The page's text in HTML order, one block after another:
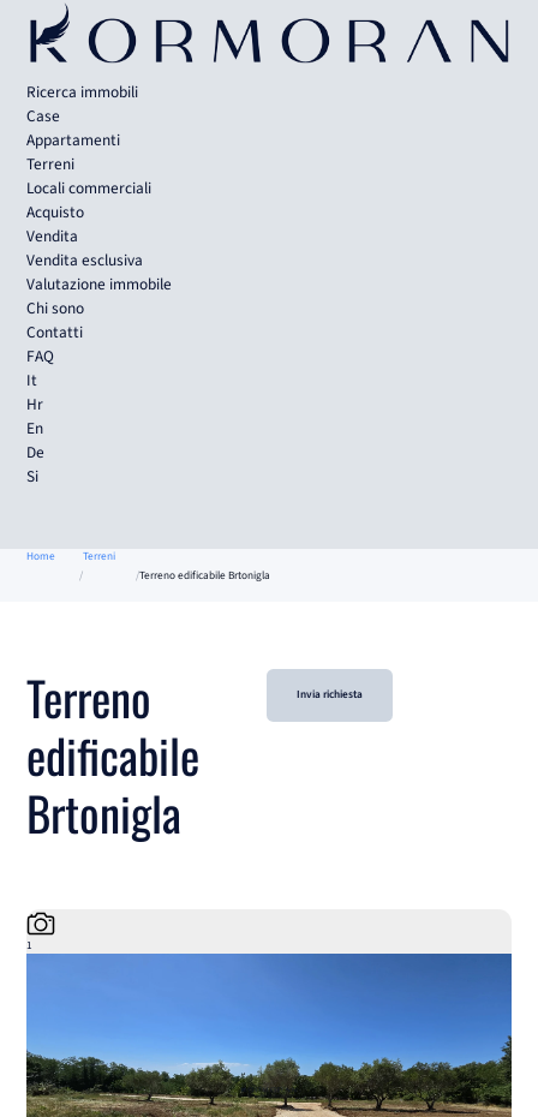
Ricerca immobili
Case
Appartamenti
Terreni
Locali commerciali
Acquisto
Vendita
Vendita esclusiva
Valutazione immobile
Chi sono
Contatti
FAQ
It
Hr
En
De
Si
Home
Terreni
Terreno edificabile Brtonigla
Terreno
edificabile
Brtonigla
Invia richiesta
1